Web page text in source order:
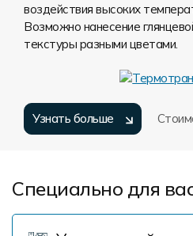
воздействия высоких
Возможно нанесение
текстуры разными цветами.
Узнать больше
Специально для